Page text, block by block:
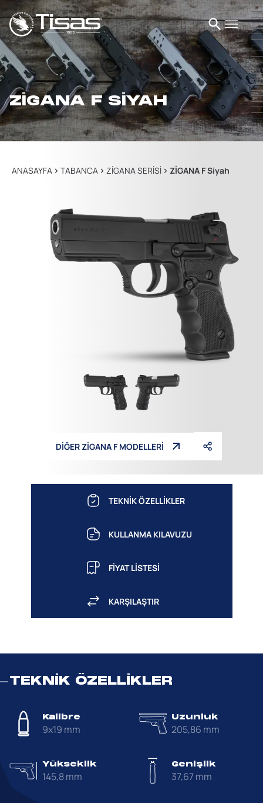
ZİGANA F SİYAH
ANASAYFA TABANCA ZİGANA SERİSİ ZİGANA F Siyah
DİĞER ZİGANA F MODELLERİ
TEKNİK ÖZELLİKLER
KULLANMA KILAVUZU
FİYAT LİSTESİ
KARŞILAŞTIR
TEKNİK ÖZELLİKLER
Kalibre
9x19 mm
Uzunluk
205,86 mm
Yükseklik
145,8 mm
Genişlik
37,67 mm